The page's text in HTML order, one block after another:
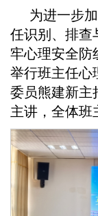
为进一步
任识别、排查
牢心理安全防
举行班主任心
委员熊建新主
主讲，全体班